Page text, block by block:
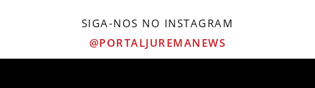
SIGA-NOS NO INSTAGRAM
@PORTALJUREMANEWS